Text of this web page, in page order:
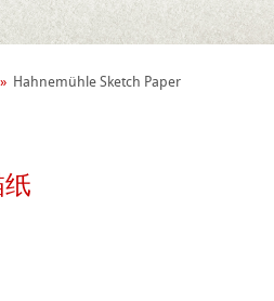
Hahnemühle Sketch Paper